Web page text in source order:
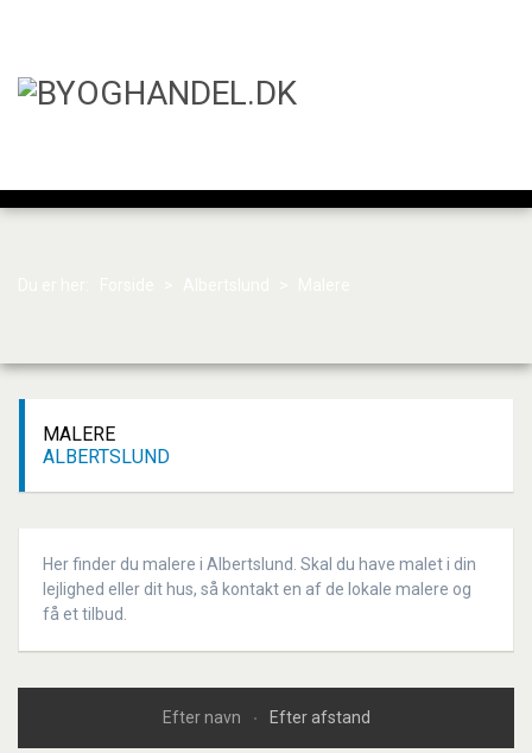
MALERE
ALBERTSLUND
Her finder du malere i Albertslund. Skal du have malet i din
lejlighed eller dit hus, så kontakt en af de lokale malere og
få et tilbud.
Efter navn Efter afstand